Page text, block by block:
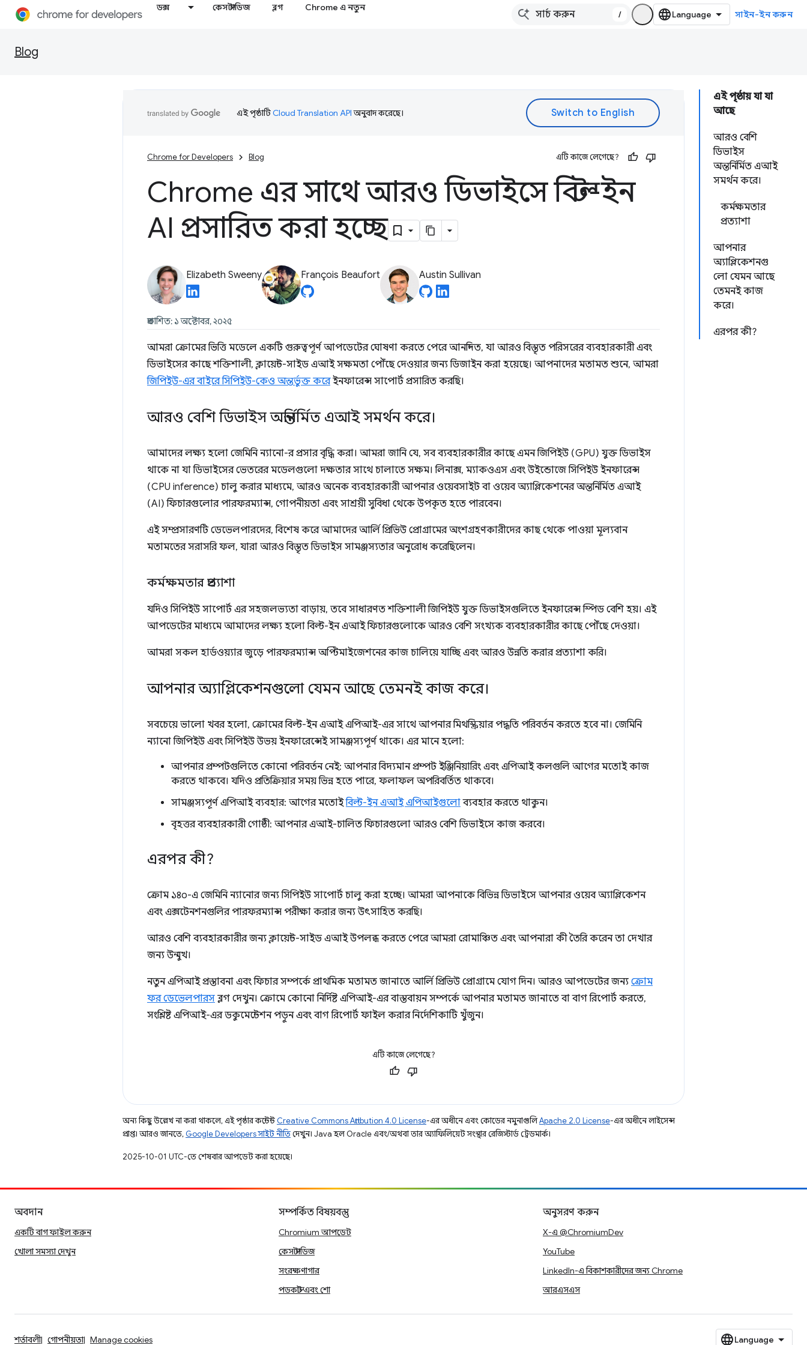
ডক্স কেস স্টাডিজ ব্লগ Chrome এ নতুন
/ সাইন-ইন করুন
Blog
এই পৃষ্ঠায় যা যা
আছে
আরও বেশি
ডিভাইস
অন্তর্নির্মিত এআই
সমর্থন করে।
কর্মক্ষমতার
প্রত্যাশা
আপনার
অ্যাপ্লিকেশনগু
লো যেমন আছে
তেমনই কাজ
করে।
এরপর কী?
এই পৃষ্ঠাটিCloud Translation APIঅনুবাদ করেছে।
Chrome for Developers Blog এটি কাজে লেগেছে?
Chrome এর সাথে আরও ডিভাইসে বিল্ট-ইন
AI প্রসারিত করা হচ্ছে
Elizabeth Sweeny François Beaufort Austin Sullivan
প্রকাশিত: ১ অক্টোবর, ২০২৫
আমরা ক্রোমের ভিত্তি মডেলে একটি গুরুত্বপূর্ণ আপডেটের ঘোষণা করতে পেরে আনন্দিত, যা আরও বিস্তৃত পরিসরের ব্যবহারকারী এবং
ডিভাইসের কাছে শক্তিশালী, ক্লায়েন্ট-সাইড এআই সক্ষমতা পৌঁছে দেওয়ার জন্য ডিজাইন করা হয়েছে। আপনাদের মতামত শুনে, আমরা
জিপিইউ-এর বাইরে সিপিইউ-কেও অন্তর্ভুক্ত করেইনফারেন্স সাপোর্ট প্রসারিত করছি।
আরও বেশি ডিভাইস অন্তর্নির্মিত এআই সমর্থন করে।
আমাদের লক্ষ্য হলো জেমিনি ন্যানো-র প্রসার বৃদ্ধি করা। আমরা জানি যে, সব ব্যবহারকারীর কাছে এমন জিপিইউ (GPU) যুক্ত ডিভাইস
থাকে না যা ডিভাইসের ভেতরের মডেলগুলো দক্ষতার সাথে চালাতে সক্ষম। লিনাক্স, ম্যাকওএস এবং উইন্ডোজে সিপিইউ ইনফারেন্স
(CPU inference) চালু করার মাধ্যমে, আরও অনেক ব্যবহারকারী আপনার ওয়েবসাইট বা ওয়েব অ্যাপ্লিকেশনের অন্তর্নির্মিত এআই
(AI) ফিচারগুলোর পারফরম্যান্স, গোপনীয়তা এবং সাশ্রয়ী সুবিধা থেকে উপকৃত হতে পারবেন।
এই সম্প্রসারণটি ডেভেলপারদের, বিশেষ করে আমাদের আর্লি প্রিভিউ প্রোগ্রামের অংশগ্রহণকারীদের কাছ থেকে পাওয়া মূল্যবান
মতামতের সরাসরি ফল, যারা আরও বিস্তৃত ডিভাইস সামঞ্জস্যতার অনুরোধ করেছিলেন।
কর্মক্ষমতার প্রত্যাশা
যদিও সিপিইউ সাপোর্ট এর সহজলভ্যতা বাড়ায়, তবে সাধারণত শক্তিশালী জিপিইউ যুক্ত ডিভাইসগুলিতে ইনফারেন্স স্পিড বেশি হয়। এই
আপডেটের মাধ্যমে আমাদের লক্ষ্য হলো বিল্ট-ইন এআই ফিচারগুলোকে আরও বেশি সংখ্যক ব্যবহারকারীর কাছে পৌঁছে দেওয়া।
আমরা সকল হার্ডওয়্যার জুড়ে পারফরম্যান্স অপ্টিমাইজেশনের কাজ চালিয়ে যাচ্ছি এবং আরও উন্নতি করার প্রত্যাশা করি।
আপনার অ্যাপ্লিকেশনগুলো যেমন আছে তেমনই কাজ করে।
সবচেয়ে ভালো খবর হলো, ক্রোমের বিল্ট-ইন এআই এপিআই-এর সাথে আপনার মিথস্ক্রিয়ার পদ্ধতি পরিবর্তন করতে হবে না। জেমিনি
ন্যানো জিপিইউ এবং সিপিইউ উভয় ইনফারেন্সেই সামঞ্জস্যপূর্ণ থাকে। এর মানে হলো:
আপনার প্রম্পটগুলিতে কোনো পরিবর্তন নেই: আপনার বিদ্যমান প্রম্পট ইঞ্জিনিয়ারিং এবং এপিআই কলগুলি আগের মতোই কাজ
করতে থাকবে। যদিও প্রতিক্রিয়ার সময় ভিন্ন হতে পারে, ফলাফল অপরিবর্তিত থাকবে।
সামঞ্জস্যপূর্ণ এপিআই ব্যবহার: আগের মতোইবিল্ট-ইন এআই এপিআইগুলোব্যবহার করতে থাকুন।
বৃহত্তর ব্যবহারকারী গোষ্ঠী: আপনার এআই-চালিত ফিচারগুলো আরও বেশি ডিভাইসে কাজ করবে।
এরপর কী?
ক্রোম ১৪০-এ জেমিনি ন্যানোর জন্য সিপিইউ সাপোর্ট চালু করা হচ্ছে। আমরা আপনাকে বিভিন্ন ডিভাইসে আপনার ওয়েব অ্যাপ্লিকেশন
এবং এক্সটেনশনগুলির পারফরম্যান্স পরীক্ষা করার জন্য উৎসাহিত করছি।
আরও বেশি ব্যবহারকারীর জন্য ক্লায়েন্ট-সাইড এআই উপলব্ধ করতে পেরে আমরা রোমাঞ্চিত এবং আপনারা কী তৈরি করেন তা দেখার
জন্য উন্মুখ।
নতুন এপিআই প্রস্তাবনা এবং ফিচার সম্পর্কে প্রাথমিক মতামত জানাতে আর্লি প্রিভিউ প্রোগ্রামে যোগ দিন। আরও আপডেটের জন্য ক্রোম
ফর ডেভেলপারস ব্লগ দেখুন। ক্রোমে কোনো নির্দিষ্ট এপিআই-এর বাস্তবায়ন সম্পর্কে আপনার মতামত জানাতে বা বাগ রিপোর্ট করতে,
সংশ্লিষ্ট এপিআই-এর ডকুমেন্টেশন পড়ুন এবং বাগ রিপোর্ট ফাইল করার নির্দেশিকাটি খুঁজুন।
এটি কাজে লেগেছে?
অন্য কিছু উল্লেখ না করা থাকলে, এই পৃষ্ঠার কন্টেন্ট Creative Commons Attribution 4.0 License-এর অধীনে এবং কোডের নমুনাগুলিApache 2.0 License-এর অধীনে লাইসেন্স
প্রাপ্ত। আরও জানতে, Google Developers সাইট নীতিদেখুন। Java হল Oracle এবং/অথবা তার অ্যাফিলিয়েট সংস্থার রেজিস্টার্ড ট্রেডমার্ক।
2025-10-01 UTC-তে শেষবার আপডেট করা হয়েছে।
অবদান
একটি বাগ ফাইল করুন
খোলা সমস্যা দেখুন
সম্পর্কিত বিষয়বস্তু
Chromium আপডেট
কেস স্টাডিজ
সংরক্ষণাগার
পডকাস্ট এবং শো
অনুসরণ করুন
X-এ @ChromiumDev
YouTube
LinkedIn-এ বিকাশকারীদের জন্য Chrome
আরএসএস
শর্তাবলী গোপনীয়তা Manage cookies